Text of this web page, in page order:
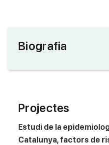
Biografia
Projectes
Estudi de la
Catalunya, factors de